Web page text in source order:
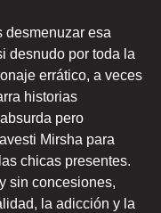
desmenuzar esa
desnudo por toda la
errático, a veces
historias
pero
Mirsha para
chicas presentes.
sin concesiones,
la adicción y la